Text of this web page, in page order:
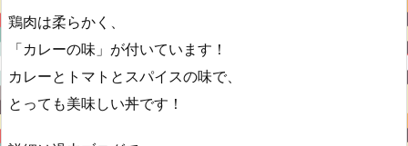
鶏肉は柔らかく、
「カレーの味」が付いています！
カレーとトマトとスパイスの味で、
とっても美味しい丼です！